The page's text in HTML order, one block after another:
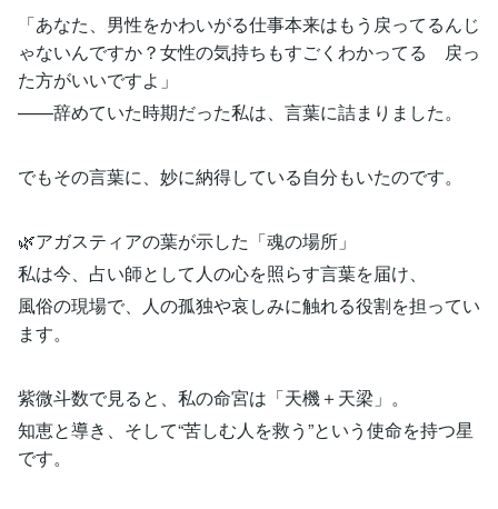
「あなた、男性をかわいがる仕事本来はもう戻ってるんじ
ゃないんですか？女性の気持ちもすごくわかってる 戻っ
た方がいいですよ」
——辞めていた時期だった私は、言葉に詰まりました。
でもその言葉に、妙に納得している自分もいたのです。
🌿アガスティアの葉が示した「魂の場所」
私は今、占い師として人の心を照らす言葉を届け、
風俗の現場で、人の孤独や哀しみに触れる役割を担ってい
ます。
紫微斗数で見ると、私の命宮は「天機＋天梁」。
知恵と導き、そして“苦しむ人を救う”という使命を持つ星
です。